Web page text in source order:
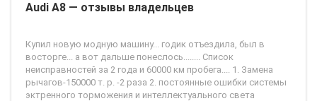
Audi A8 — отзывы владельцев
Купил новую модную машину... годик отъездила, был в
восторге... а вот дальше понеслось........ Список
неисправностей за 2 года и 60000 км пробега.... 1. Замена
рычагов-150000 т. р. -2 раза 2. постоянные ошибки системы
эктренного торможения и интеллектуального света